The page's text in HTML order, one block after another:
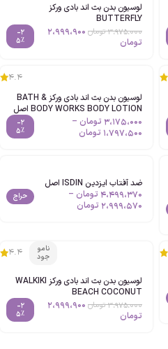
لوسیون بدن بث اند بادی ورکز
BUTTERFLY
3،975،000تومان 2،999،900
تومان
-2
5%
4.4
لوسیون بدن بث اند بادی ورکز BATH &
BODY WORKS BODY LOTION اصل
3،175،000 تومان –
1،797،500 تومان
-2
5%
ضد آفتاب ایزدین ISDIN اصل
4،499،370 تومان –
2،999،570 تومان
حراج
نامو
جود
4.4
لوسیون بدن بث اند بادی ورکز WALKIKI
BEACH COCONUT
3،975،000تومان 2،999،900
تومان
-2
5%